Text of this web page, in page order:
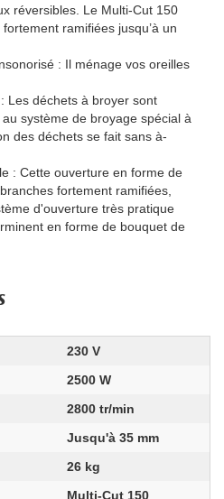
réversibles. Le Multi-Cut 150
ramifiées jusqu’à un
: Il ménage vos oreilles
Les déchets à broyer sont
système de broyage spécial à
des déchets se fait sans à-
: Cette ouverture en forme de
fortement ramifiées,
d'ouverture très pratique
en forme de bouquet de
230 V
2500 W
2800 tr/min
Jusqu'à 35 mm
26 kg
Multi-Cut 150